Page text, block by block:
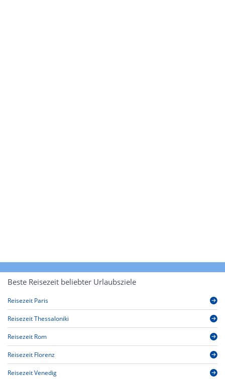
Beste Reisezeit beliebter Urlaubsziele
Reisezeit Paris
Reisezeit Thessaloniki
Reisezeit Rom
Reisezeit Florenz
Reisezeit Venedig